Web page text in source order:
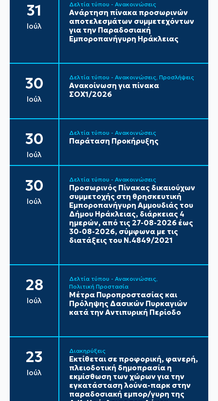
31
Ιούλ
Δελτία τύπου - Ανακοινώσεις
Ανάρτηση πίνακα προσωρινών
αποτελεσμάτων συμμετεχόντων
για την Παραδοσιακή
Εμποροπανήγυρη Ηράκλειας
30
Ιούλ
Δελτία τύπου - Ανακοινώσεις Προσλήψεις
Ανακοίνωση για πίνακα
ΣΟΧ1/2026
30
Ιούλ
Δελτία τύπου - Ανακοινώσεις
Παράταση Προκήρυξης
30
Ιούλ
Δελτία τύπου - Ανακοινώσεις
Προσωρινός Πίνακας δικαιούχων
συμμετοχής στη θρησκευτική
Εμποροπανήγυρη Αμμουδιάς του
Δήμου Ηράκλειας, διάρκειας 4
ημερών, από τις 27-08-2026 έως
30-08-2026, σύμφωνα με τις
διατάξεις του Ν.4849/2021
28
Ιούλ
Δελτία τύπου - Ανακοινώσεις
Πολιτική Προστασία
Μέτρα Πυροπροστασίας και
Πρόληψης Δασικών Πυρκαγιών
κατά την Αντιπυρική Περίοδο
23
Ιούλ
Διακηρύξεις
Εκτίθεται σε προφορική, φανερή,
πλειοδοτική δημοπρασία η
εκμίσθωση των χώρων για την
εγκατάσταση λούνα-παρκ στην
παραδοσιακή εμπορ/γυρη της